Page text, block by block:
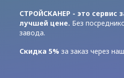
СТРОЙСКАНЕР - это сервис
лучшей цене. Без
завода.
Скидка 5% за заказ через